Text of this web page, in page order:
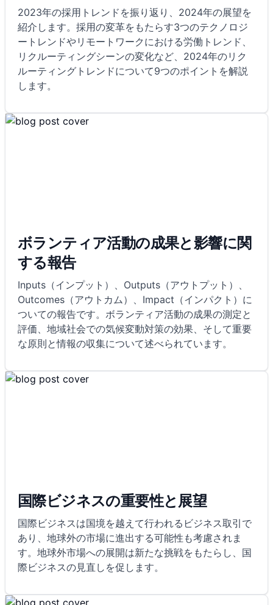
2023年の採用トレンドを振り返り、2024年の展望を
紹介します。採用の変革をもたらす3つのテクノロジ
ートレンドやリモートワークにおける労働トレンド、
リクルーティングシーンの変化など、2024年のリク
ルーティングトレンドについて9つのポイントを解説
します。
ボランティア活動の成果と影響に関
する報告
Inputs（インプット）、Outputs（アウトプット）、
Outcomes（アウトカム）、Impact（インパクト）に
ついての報告です。ボランティア活動の成果の測定と
評価、地域社会での気候変動対策の効果、そして重要
な原則と情報の収集について述べられています。
国際ビジネスの重要性と展望
国際ビジネスは国境を越えて行われるビジネス取引で
あり、地球外の市場に進出する可能性も考慮されま
す。地球外市場への展開は新たな挑戦をもたらし、国
際ビジネスの見直しを促します。